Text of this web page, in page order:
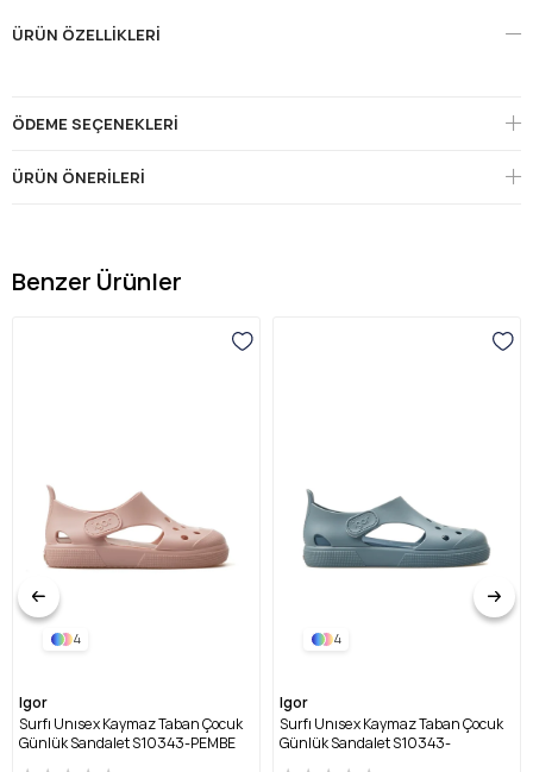
ÜRÜN ÖZELLIKLERI
ÖDEME SEÇENEKLERI
ÜRÜN ÖNERILERI
Benzer Ürünler
4
Igor
Surfı Unısex Kaymaz Taban Çocuk
Günlük Sandalet S10343-PEMBE
4
Igor
Surfı Unısex Kaymaz Taban Çocuk
Günlük Sandalet S10343-